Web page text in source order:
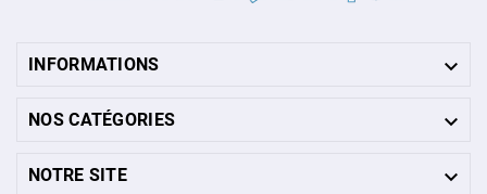
INFORMATIONS 
NOS CATÉGORIES 
NOTRE SITE 